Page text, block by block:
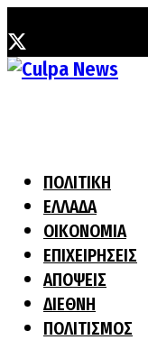
ΠΟΛΙΤΙΚΗ
ΕΛΛΑΔΑ
ΟΙΚΟΝΟΜΙΑ
ΕΠΙΧΕΙΡΗΣΕΙΣ
ΑΠΟΨΕΙΣ
ΔΙΕΘΝΗ
ΠΟΛΙΤΙΣΜΟΣ